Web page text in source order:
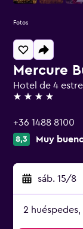
Mercure
Hotel de 4
4 estrellas
+36 1488 8100
8,3 Muy
sáb. 15/8
2
Fotos